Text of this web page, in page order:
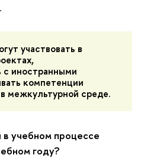
участвовать в
с иностранными
компетенции
межкультурной среде.
учебном процессе
году?